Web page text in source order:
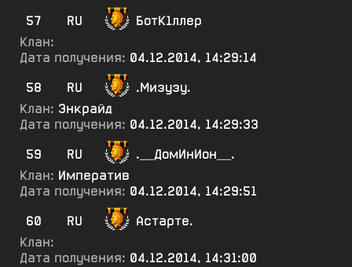
57
RU
БотК1ллер
Клан:
Дата получения: 04.12.2014, 14:29:14
58
RU
.Мизузу.
Клан: Энкрайд
Дата получения: 04.12.2014, 14:29:33
59
RU
.__ДомИнИон__.
Клан: Императив
Дата получения: 04.12.2014, 14:29:51
60
RU
Астарте.
Клан:
Дата получения: 04.12.2014, 14:31:00